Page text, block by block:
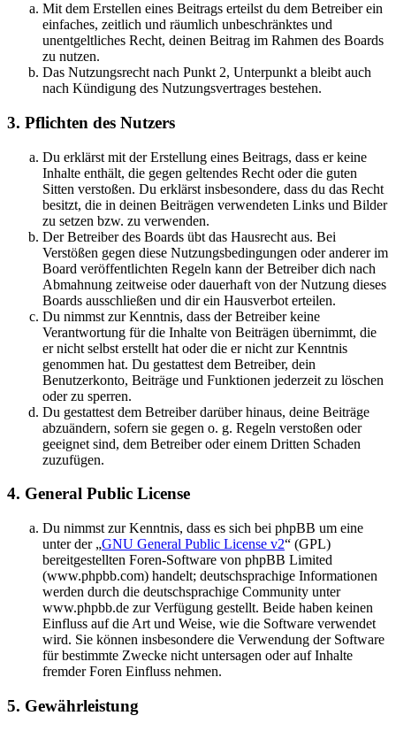
Mit dem Erstellen eines Beitrags erteilst du dem Betreiber ein
einfaches, zeitlich und räumlich unbeschränktes und
unentgeltliches Recht, deinen Beitrag im Rahmen des Boards
zu nutzen.
Das Nutzungsrecht nach Punkt 2, Unterpunkt a bleibt auch
nach Kündigung des Nutzungsvertrages bestehen.
3. Pflichten des Nutzers
Du erklärst mit der Erstellung eines Beitrags, dass er keine
Inhalte enthält, die gegen geltendes Recht oder die guten
Sitten verstoßen. Du erklärst insbesondere, dass du das Recht
besitzt, die in deinen Beiträgen verwendeten Links und Bilder
zu setzen bzw. zu verwenden.
Der Betreiber des Boards übt das Hausrecht aus. Bei
Verstößen gegen diese Nutzungsbedingungen oder anderer im
Board veröffentlichten Regeln kann der Betreiber dich nach
Abmahnung zeitweise oder dauerhaft von der Nutzung dieses
Boards ausschließen und dir ein Hausverbot erteilen.
Du nimmst zur Kenntnis, dass der Betreiber keine
Verantwortung für die Inhalte von Beiträgen übernimmt, die
er nicht selbst erstellt hat oder die er nicht zur Kenntnis
genommen hat. Du gestattest dem Betreiber, dein
Benutzerkonto, Beiträge und Funktionen jederzeit zu löschen
oder zu sperren.
Du gestattest dem Betreiber darüber hinaus, deine Beiträge
abzuändern, sofern sie gegen o. g. Regeln verstoßen oder
geeignet sind, dem Betreiber oder einem Dritten Schaden
zuzufügen.
4. General Public License
Du nimmst zur Kenntnis, dass es sich bei phpBB um eine
unter der „GNU General Public License v2“ (GPL)
bereitgestellten Foren-Software von phpBB Limited
(www.phpbb.com) handelt; deutschsprachige Informationen
werden durch die deutschsprachige Community unter
www.phpbb.de zur Verfügung gestellt. Beide haben keinen
Einfluss auf die Art und Weise, wie die Software verwendet
wird. Sie können insbesondere die Verwendung der Software
für bestimmte Zwecke nicht untersagen oder auf Inhalte
fremder Foren Einfluss nehmen.
5. Gewährleistung